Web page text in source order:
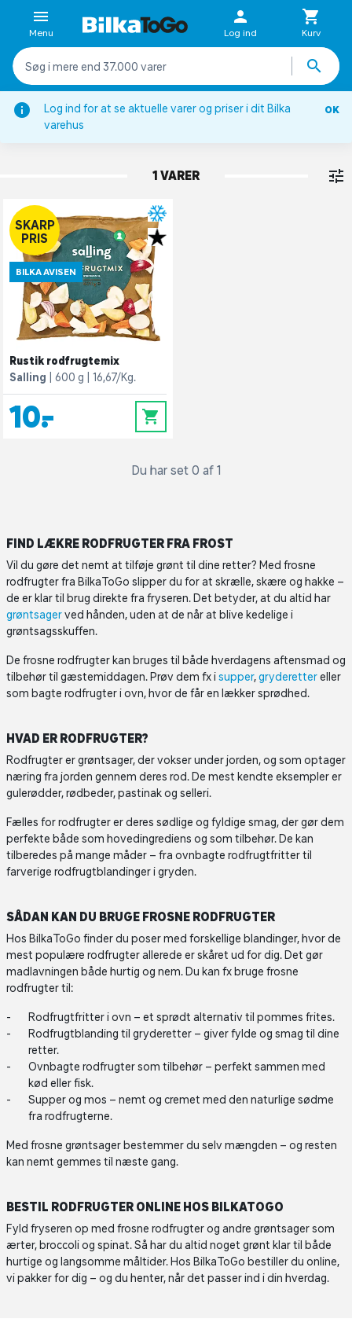
Log ind for at se aktuelle varer og priser i dit Bilka
varehus
OK
Menu Log ind Kurv
Grøntsager
RODFRUGTER
1 VARER
SKARP
PRIS
BILKA AVISEN
Rustik rodfrugtemix
Salling
600 g 16,67/Kg.
10,- 0
Du har set 0 af 1
FIND LÆKRE RODFRUGTER FRA FROST
Vil du gøre det nemt at tilføje grønt til dine retter? Med frosne
rodfrugter fra BilkaToGo slipper du for at skrælle, skære og hakke –
de er klar til brug direkte fra fryseren. Det betyder, at du altid har
grøntsagerved hånden, uden at de når at blive kedelige i
grøntsagsskuffen.
De frosne rodfrugter kan bruges til både hverdagens aftensmad og
tilbehør til gæstemiddagen. Prøv dem fx isupper,gryderettereller
som bagte rodfrugter i ovn, hvor de får en lækker sprødhed.
HVAD ER RODFRUGTER?
Rodfrugter er grøntsager, der vokser under jorden, og som optager
næring fra jorden gennem deres rod. De mest kendte eksempler er
gulerødder, rødbeder, pastinak og selleri.
Fælles for rodfrugter er deres sødlige og fyldige smag, der gør dem
perfekte både som hovedingrediens og som tilbehør. De kan
tilberedes på mange måder – fra ovnbagte rodfrugtfritter til
farverige rodfrugtblandinger i gryden.
SÅDAN KAN DU BRUGE FROSNE RODFRUGTER
Hos BilkaToGo finder du poser med forskellige blandinger, hvor de
mest populære rodfrugter allerede er skåret ud for dig. Det gør
madlavningen både hurtig og nem. Du kan fx bruge frosne
rodfrugter til:
Rodfrugtfritter i ovn – et sprødt alternativ til pommes frites.
Rodfrugtblanding til gryderetter – giver fylde og smag til dine
retter.
Ovnbagte rodfrugter som tilbehør – perfekt sammen med
kød eller fisk.
Supper og mos – nemt og cremet med den naturlige sødme
fra rodfrugterne.
Med frosne grøntsager bestemmer du selv mængden – og resten
kan nemt gemmes til næste gang.
BESTIL RODFRUGTER ONLINE HOS BILKATOGO
Fyld fryseren op med frosne rodfrugter og andre grøntsager som
ærter, broccoli og spinat. Så har du altid noget grønt klar til både
hurtige og langsomme måltider. Hos BilkaToGo bestiller du online,
vi pakker for dig – og du henter, når det passer ind i din hverdag.